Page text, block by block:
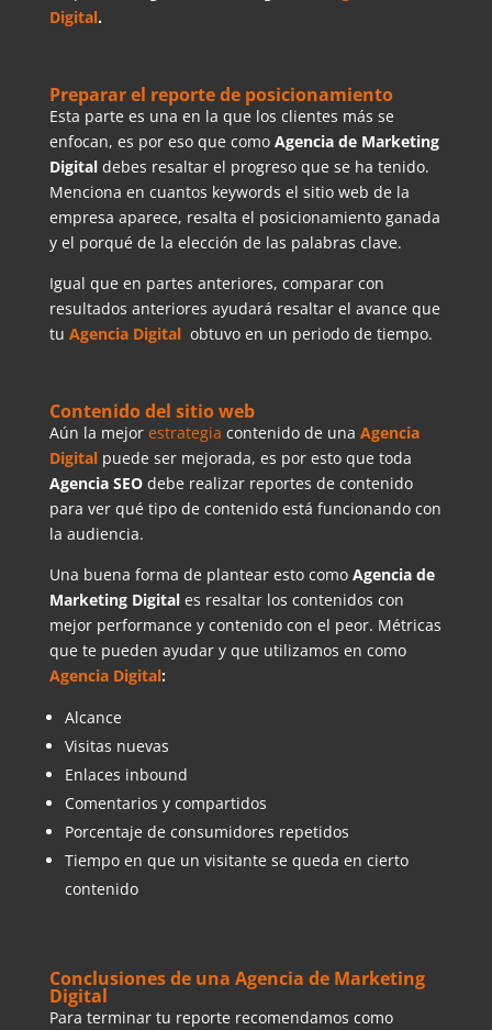
Digital.
Preparar el reporte de posicionamiento
Esta parte es una en la que los clientes más se
enfocan, es por eso que como Agencia de Marketing
Digitaldebes resaltar el progreso que se ha tenido.
Menciona en cuantos keywords el sitio web de la
empresa aparece, resalta el posicionamiento ganada
y el porqué de la elección de las palabras clave.
Igual que en partes anteriores, comparar con
resultados anteriores ayudará resaltar el avance que
tu Agencia Digital obtuvo en un periodo de tiempo.
Contenido del sitio web
Aún la mejor estrategia contenido de una Agencia
Digital puede ser mejorada, es por esto que toda
Agencia SEO debe realizar reportes de contenido
para ver qué tipo de contenido está funcionando con
la audiencia.
Una buena forma de plantear esto como Agencia de
Marketing Digital es resaltar los contenidos con
mejor performance y contenido con el peor. Métricas
que te pueden ayudar y que utilizamos en como
Agencia Digital:
Alcance
Visitas nuevas
Enlaces inbound
Comentarios y compartidos
Porcentaje de consumidores repetidos
Tiempo en que un visitante se queda en cierto
contenido
Conclusiones de una Agencia de Marketing
Digital
Para terminar tu reporte recomendamos como